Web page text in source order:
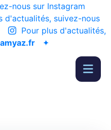
nous sur Instagram
d'actualités, suivez-nous
Pour plus d'actualités,
✦